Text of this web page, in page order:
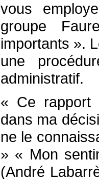
vous
groupe
importants ».
une
administratif.
« Ce rapport
dans ma
ne le
» « Mon
(André